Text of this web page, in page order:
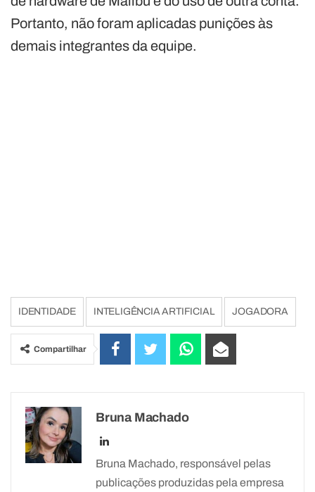
Portanto, não foram aplicadas punições às
demais integrantes da equipe.
IDENTIDADE INTELIGÊNCIA ARTIFICIAL JOGADORA
Compartilhar
Bruna Machado
Bruna Machado, responsável pelas
publicações produzidas pela empresa